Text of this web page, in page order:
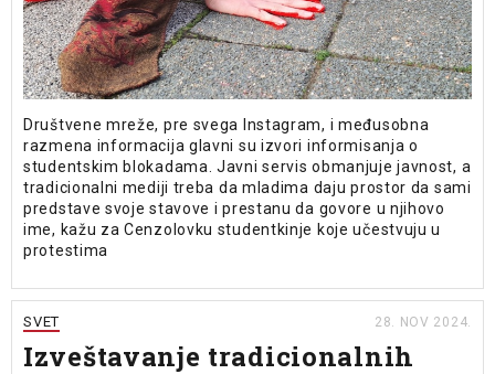
Društvene mreže, pre svega Instagram, i međusobna
razmena informacija glavni su izvori informisanja o
studentskim blokadama. Javni servis obmanjuje javnost, a
tradicionalni mediji treba da mladima daju prostor da sami
predstave svoje stavove i prestanu da govore u njihovo
ime, kažu za Cenzolovku studentkinje koje učestvuju u
protestima
SVET 28. NOV 2024.
Izveštavanje tradicionalnih